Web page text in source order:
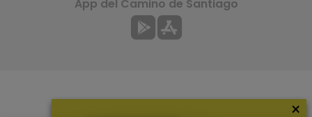
App del Camino de Santiago
×